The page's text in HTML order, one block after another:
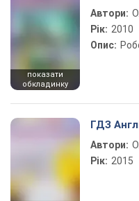
показати
обкладинку
Автори:
Рік: 2010
Опис:
ГДЗ
Автори:
Рік: 2015